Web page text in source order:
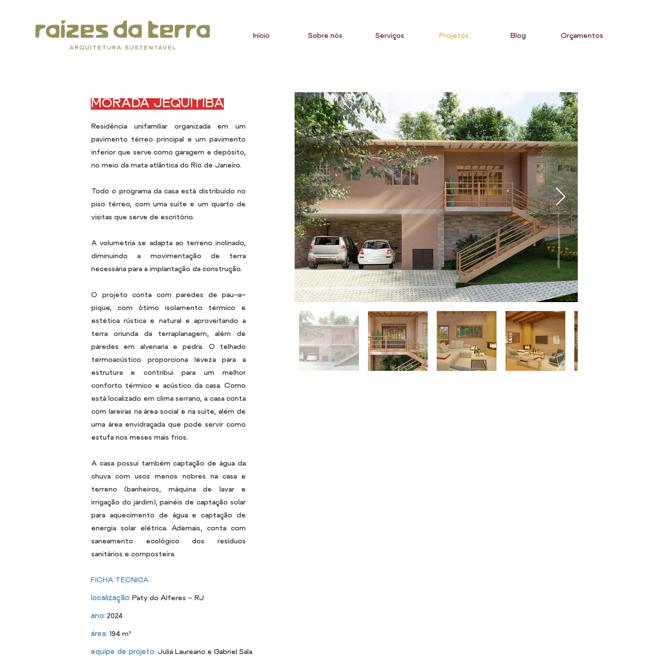
Início Sobre nós Serviços Projetos Blog Orçamentos
MORADA JEQUITIBÁ
Residência unifamiliar organizada em um
pavimento térreo principal e um pavimento
inferior que serve como garagem e depósito,
no meio da mata atlântica do Rio de Janeiro.
Todo o programa da casa está distribuído no
piso térreo, com uma suíte e um quarto de
visitas que serve de escritório.
A volumetria se adapta ao terreno inclinado,
diminuindo a movimentação de terra
necessária para a implantação da construção.
O projeto conta com paredes de pau-a-
pique, com ótimo isolamento térmico e
estética rústica e natural e aproveitando a
terra oriunda da terraplanagem, além de
paredes em alvenaria e pedra. O telhado
termoacústico proporciona leveza para a
estrutura e contribui para um melhor
conforto térmico e acústico da casa. Como
está localizado em clima serrano, a casa conta
com lareiras na área social e na suíte, além de
uma área envidraçada que pode servir como
estufa nos meses mais frios.
A casa possui também captação de água da
chuva com usos menos nobres na casa e
terreno (banheiros, máquina de lavar e
irrigação do jardim), painéis de captação solar
para aquecimento de água e captação de
energia solar elétrica. Ademais, conta com
saneamento ecológico dos resíduos
sanitários e composteira.
FICHA TÉCNICA
localização: Paty do Alferes - RJ
ano: 2024
área: 194 m²
equipe de projeto: Julia Laureano e Gabriel Sala